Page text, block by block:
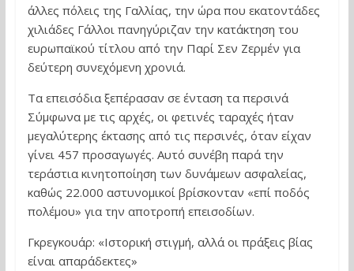
άλλες πόλεις της Γαλλίας, την ώρα που εκατοντάδες
χιλιάδες Γάλλοι πανηγύριζαν την κατάκτηση του
ευρωπαϊκού τίτλου από την Παρί Σεν Ζερμέν για
δεύτερη συνεχόμενη χρονιά.
Τα επεισόδια ξεπέρασαν σε ένταση τα περσινά
Σύμφωνα με τις αρχές, οι φετινές ταραχές ήταν
μεγαλύτερης έκτασης από τις περσινές, όταν είχαν
γίνει 457 προσαγωγές. Αυτό συνέβη παρά την
τεράστια κινητοποίηση των δυνάμεων ασφαλείας,
καθώς 22.000 αστυνομικοί βρίσκονταν «επί ποδός
πολέμου» για την αποτροπή επεισοδίων.
Γκρεγκουάρ: «Ιστορική στιγμή, αλλά οι πράξεις βίας
είναι απαράδεκτες»